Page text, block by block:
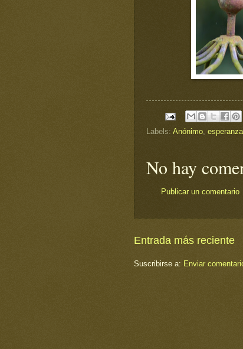
Labels: Anónimo, esperanza
No hay
Publicar un comentario
Entrada más reciente
Suscribirse a: Enviar